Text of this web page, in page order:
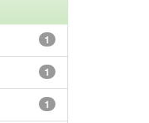
1
1
1